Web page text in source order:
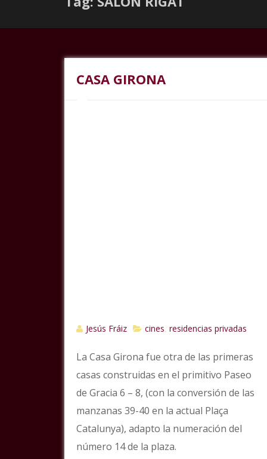
CASA GIRONA
Jesús Fráiz cines residencias privadas
La Casa Girona fue otra de las primeras
casas construidas en el primitivo Paseo
de Gracia 6 – 8, (con la conversión de las
manzanas 39-40 en la actual Plaça
Catalunya), adapto la numeración del
número 14 de la plaza.